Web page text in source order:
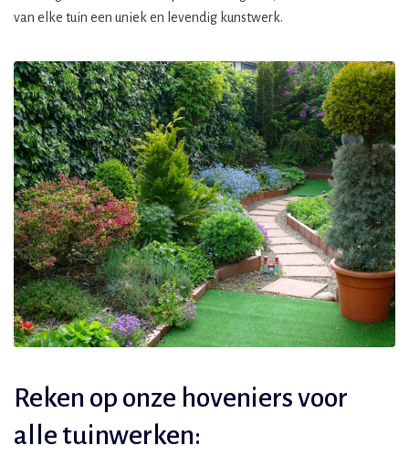
van elke tuin een uniek en levendig kunstwerk.
Reken op onze hoveniers voor
alle tuinwerken: